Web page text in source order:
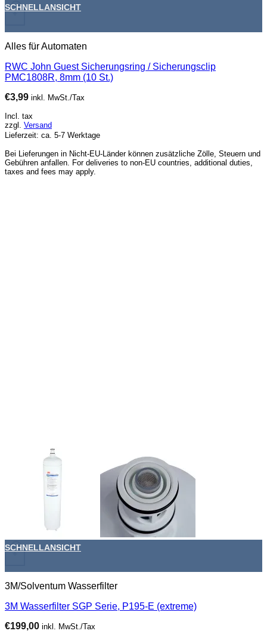
+
SCHNELLANSICHT
Alles für Automaten
RWC John Guest Sicherungsring / Sicherungsclip
PMC1808R, 8mm (10 St.)
€3,99 inkl. MwSt./Tax
Incl. tax
zzgl. Versand
Lieferzeit: ca. 5-7 Werktage
Bei Lieferungen in Nicht-EU-Länder können zusätzliche Zölle, Steuern und
Gebühren anfallen. For deliveries to non-EU countries, additional duties,
taxes and fees may apply.
+
SCHNELLANSICHT
3M/Solventum Wasserfilter
3M Wasserfilter SGP Serie, P195-E (extreme)
€199,00 inkl. MwSt./Tax